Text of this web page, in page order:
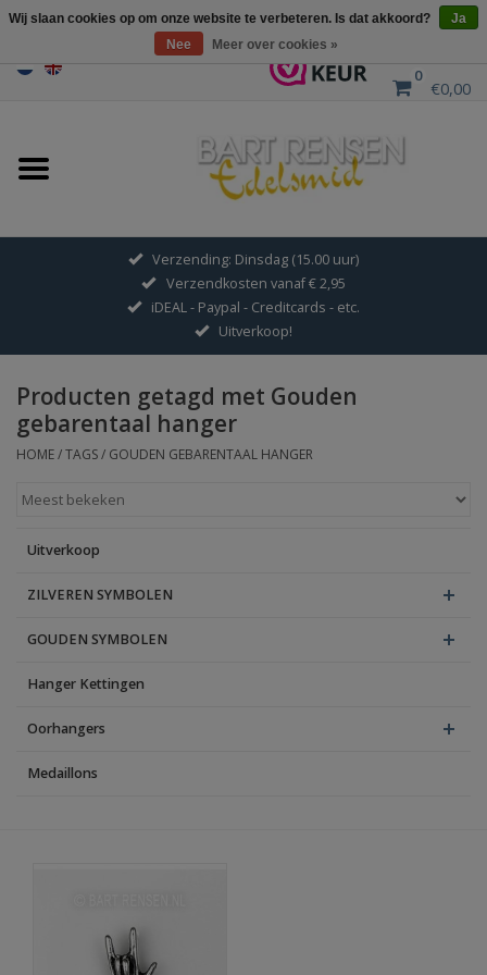
0
€0,00
Uitverkoop
GOUDEN SYMBOLEN
Hanger Kettingen
Oorhangers
Verzending: Dinsdag (15.00 uur)
Verzendkosten vanaf € 2,95
iDEAL - Paypal - Creditcards - etc.
Uitverkoop!
Producten getagd met Gouden
gebarentaal hanger
HOME/TAGS/ GOUDEN GEBARENTAAL HANGER
Uitverkoop
ZILVEREN SYMBOLEN
GOUDEN SYMBOLEN
Hanger Kettingen
Oorhangers
Medaillons
Wij slaan cookies op om onze website te verbeteren. Is dat akkoord?
Ja
Nee
Meer over cookies »